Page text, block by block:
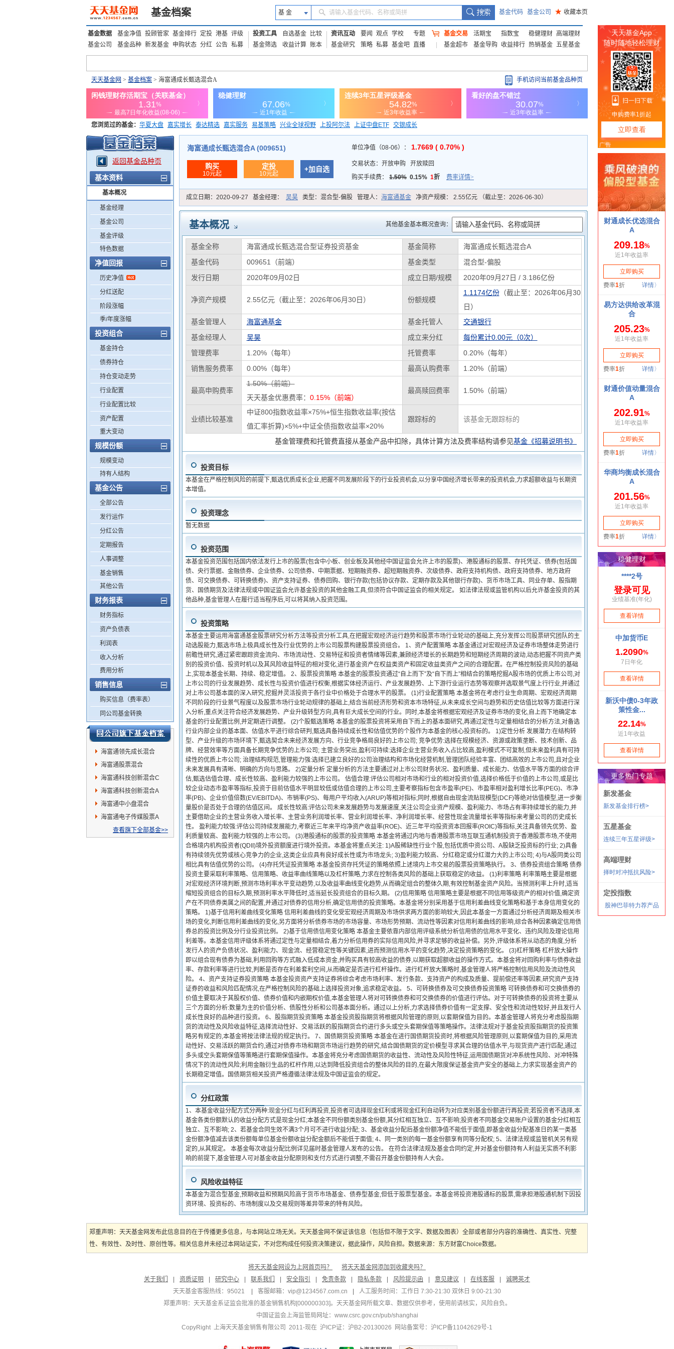
基金档案 基 金 请输入基金代码、名称或简拼 基金代码 基金公司 ★ 收藏本页
基金数据 基金净值 投顾管家 基金排行 定投 港基 评级
基金公司
基金品种 新发基金 申购状态 分红 公告 私募
投资工具 自选基金
比较
基金筛选
收益计算 账本
资讯互动 要闻 观点 学校
专题
基金研究
策略 私募 基金吧 直播
基金交易 活期宝 指数宝 稳健理财 高端理财
基金超市
基金导购 收益排行 热销基金 五星基金
天天基金网 > 基金档案 > 海富通成长甄选混合A 手机访问当前基金品种页
您浏览过的基金： 华夏大盘 嘉实增长 泰达精选 嘉实服务 易基策略 兴业全球视野 上投阿尔法 上证中盘ETF 交银成长
添富优势 华安宏利 上证180价值ETF
返回基金品种页
基本资料
基本概况
基金经理
基金公司
基金评级
特色数据
净值回报
历史净值
分红送配
阶段涨幅
季/年度涨幅
投资组合
基金持仓
债券持仓
持仓变动走势
行业配置
行业配置比较
资产配置
重大变动
规模份额
规模变动
持有人结构
基金公告
全部公告
发行运作
分红公告
定期报告
人事调整
基金销售
其他公告
财务报表
财务指标
资产负债表
利润表
收入分析
费用分析
销售信息
购买信息（费率表）
同公司基金转换
海富通领先成长混合
海富通股票混合
海富通科技创新混合C
海富通科技创新混合A
海富通中小盘混合
海富通电子传媒股票A
查看旗下全部基金>>
海富通成长甄选混合A (009651)
购买
10元起
定投
10元起
+加自选
单位净值（08-06）： 1.7669 ( 0.70% )
交易状态： 开放申购
开放赎回
购买手续费： 1.50% 0.15% 1折 费率详情>
成立日期： 2020-09-27 基金经理： 吴昊 类型： 混合型-偏股 管理人： 海富通基金 净资产规模： 2.55亿元 （截止至：2026-06-30）
基本概况 其他基金基本概况查询：
基金全称 海富通成长甄选混合型证券投资基金 基金简称
海富通成长甄选混合A
基金代码
009651（前端） 基金类型
混合型-偏股
发行日期
2020年09月02日 成立日期/规模 2020年09月27日 / 3.186亿份
净资产规模 2.55亿元（截止至：2026年06月30日） 份额规模
1.1174亿份（截止至：2026年06月30
日）
基金管理人
海富通基金 基金托管人
交通银行
基金经理人
吴昊 成立来分红
每份累计0.00元（0次）
管理费率
1.20%（每年） 托管费率
0.20%（每年）
销售服务费率
0.00%（每年） 最高认购费率 1.20%（前端）
最高申购费率
1.50%（前端）
天天基金优惠费率： 0.15%（前端）
最高赎回费率 1.50%（前端）
业绩比较基准
中证800指数收益率×75%+恒生指数收益率(按估
值汇率折算)×5%+中证全债指数收益率×20%
跟踪标的 该基金无跟踪标的
基金管理费和托管费直接从基金产品中扣除，具体计算方法及费率结构请参见基金《招募说明书》
投资目标
本基金在严格控制风险的前提下,甄选优质成长企业,把握不同发展阶段下的行业投资机会,以分享中国经济增长带来的投资机会,力求超额收益与长期资
本增值。
投资理念
暂无数据
投资范围
本基金投资范围包括国内依法发行上市的股票(包含中小板、创业板及其他经中国证监会允许上市的股票)、港股通标的股票、存托凭证、债券(包括国
债、央行票据、金融债券、企业债券、公司债券、中期票据、短期融资券、超短期融资券、次级债券、政府支持机构债、政府支持债券、地方政府
债、可交换债券、可转换债券)、资产支持证券、债券回购、银行存款(包括协议存款、定期存款及其他银行存款)、货币市场工具、同业存单、股指期
货、国债期货及法律法规或中国证监会允许基金投资的其他金融工具,但须符合中国证监会的相关规定。 如法律法规或监管机构以后允许基金投资的其
他品种,基金管理人在履行适当程序后,可以将其纳入投资范围。
投资策略
本基金主要运用海富通基金股票研究分析方法等投资分析工具,在把握宏观经济运行趋势和股票市场行业轮动的基础上,充分发挥公司股票研究团队的主
动选股能力,甄选市场上极具成长性及行业优势的上市公司股票构建股票投资组合。 1、资产配置策略 本基金通过对宏观经济及证券市场整体走势进行
前瞻性研究,通过紧密跟踪资金流向、市场流动性、交易特征和投资者情绪等因素,兼顾经济增长的长期趋势和短期经济周期的波动,动态把握不同资产类
别的投资价值、投资时机以及其风险收益特征的相对变化,进行基金资产在权益类资产和固定收益类资产之间的合理配置。在严格控制投资风险的基础
上,实现本基金长期、持续、稳定增值。 2、股票投资策略 本基金的股票投资通过“自上而下”及“自下而上”相结合的策略挖掘A股市场的优质上市公司,对
上市公司的行业发展趋势、成长性与投资价值进行权衡,根据实体经济运行、产业发展趋势、上下游行业运行态势等观察并选取景气度上行行业,并通过
对上市公司基本面的深入研究,挖掘并灵活投资于各行业中价格处于合理水平的股票。 (1)行业配置策略 本基金将在考虑行业生命周期、宏观经济周期
不同阶段的行业景气程度以及股票市场行业轮动规律的基础上,结合当前经济形势和资本市场特征,从未来成长空间与趋势和历史估值比较等方面进行深
入分析,重点关注符合经济发展趋势、产业升级转型方向,具有巨大成长空间的行业。同时,本基金将根据宏观经济及证券市场的变化,自上而下地确定本
基金的行业配置比例,并定期进行调整。 (2)个股甄选策略 本基金的股票投资将采用自下而上的基本面研究,再通过定性与定量相结合的分析方法,对备选
行业内部企业的基本面、估值水平进行综合研判,甄选具备持续成长性和估值优势的个股作为本基金的核心投资标的。 1)定性分析 发展潜力:在结构转
型、产业升级的市场环境下,甄选契合未来经济发展方向、行业竞争格局良好的上市公司; 竞争优势:选择在规模经济、资源或政策垄断、技术创新、品
牌、经营效率等方面具备长期竞争优势的上市公司; 主营业务突出,盈利可持续:选择企业主营业务收入占比较高,盈利模式不可复制,但未来盈利具有可持
续性的优质上市公司; 治理结构规范,管理能力强:选择已建立良好的公司治理结构和市场化经营机制,管理团队经验丰富、团结高效的上市公司,且对企业
未来发展具有清晰、明确的方向与思路。 2)定量分析 定量分析的方法主要通过对上市公司财务状况、盈利质量、成长能力、估值水平等方面的综合评
估,甄选估值合理、成长性较高、盈利能力较强的上市公司。 估值合理:评估公司相对市场和行业的相对投资价值,选择价格低于价值的上市公司,或是比
较企业动态市盈率等指标,投资于目前估值水平明显较低或估值合理的上市公司,主要考察指标包含市盈率(PE)、市盈率相对盈利增长比率(PEG)、市净
率(PB)、企业价值倍数(EV/EBITDA)、市销率(PS)、每用户平均收入(ARUP)等相对指标;同时,根据自由现金流贴现模型(DCF)等绝对估值模型,进一步衡
量股价是否处于合理的估值区间。 成长性较高:评估公司未来发展趋势与发展速度,关注公司企业资产规模、盈利能力、市场占有率持续增长的能力,并
主要借助企业的主营业务收入增长率、主营业务利润增长率、营业利润增长率、净利润增长率、经营性现金流量增长率等指标来考量公司的历史成长
性。 盈利能力较强:评估公司持续发展能力,考察近三年来平均净资产收益率(ROE)、近三年平均投资资本回报率(ROIC)等指标,关注具备领先优势、盈
利质量较高、盈利能力较强的上市公司。 (3)港股通标的股票的投资策略 本基金将通过内地与香港股票市场互联互通机制投资于香港股票市场,不使用
合格境内机构投资者(QDII)境外投资额度进行境外投资。本基金将重点关注: 1)A股稀缺性行业个股,包括优质中资公司、A股缺乏投资标的行业; 2)具备
有持续领先优势或核心竞争力的企业,这类企业应具有良好成长性或为市场龙头; 3)盈利能力较高、分红稳定或分红潜力大的上市公司; 4)与A股同类公司
相比具有估值优势的公司。 (4)存托凭证投资策略 本基金投资存托凭证的策略依照上述境内上市交易的股票投资策略执行。 3、债券投资组合策略 债券
投资主要采取利率策略、信用策略、收益率曲线策略以及杠杆策略,力求在控制各类风险的基础上获取稳定的收益。 (1)利率策略 利率策略主要是根据
对宏观经济环境判断,预测市场利率水平变动趋势,以及收益率曲线变化趋势,从而确定组合的整体久期,有效控制基金资产风险。当预测利率上升时,适当
缩短投资组合的目标久期,预测利率水平降低时,适当延长投资组合的目标久期。 (2)信用策略 信用策略主要是根据不同信用等级资产的相对价值,确定资
产在不同债券类属之间的配置,并通过对债券的信用分析,确定信用债的投资策略。本基金将分别采用基于信用利差曲线变化策略和基于本身信用变化的
策略。 1)基于信用利差曲线变化策略 信用利差曲线的变化受宏观经济周期及市场供求两方面的影响较大,因此本基金一方面通过分析经济周期及相关市
场的变化,判断信用利差曲线的变化,另方面将分析债券市场的市场容量、市场形势预期、流动性等因素对信用利差曲线的影响,综合各种因素确定信用债
券总的投资比例及分行业投资比例。 2)基于信用债信用变化策略 本基金主要依靠内部信用评级系统分析信用债的信用水平变化、违约风险及理论信用
利差等。本基金信用评级体系将通过定性与定量相结合,着力分析信用券的实际信用风险,并寻求足够的收益补偿。另外,评级体系将从动态的角度,分析
发行人的资产负债状况、盈利能力、现金流、经营稳定性等关键因素,进而预测信用水平的变化趋势,决定投资策略的变化。 (3)杠杆策略 杠杆放大操作
即以组合现有债券为基础,利用回购等方式融入低成本资金,并购买具有较高收益的债券,以期获取超额收益的操作方式。本基金将对回购利率与债券收益
率、存款利率等进行比较,判断是否存在利差套利空间,从而确定是否进行杠杆操作。进行杠杆放大策略时,基金管理人将严格控制信用风险及流动性风
险。 4、资产支持证券投资策略 本基金投资资产支持证券将综合考虑市场利率、发行条款、支持资产的构成及质量、提前偿还率等因素,研究资产支持
证券的收益和风险匹配情况,在严格控制风险的基础上选择投资对象,追求稳定收益。 5、可转换债券及可交换债券投资策略 可转换债券和可交换债券的
价值主要取决于其股权价值、债券价值和内嵌期权价值,本基金管理人将对可转换债券和可交换债券的价值进行评估。对于可转换债券的投资将主要从
三个方面的分析:数量为主的价值分析、债股性分析和公司基本面分析。通过以上分析,力求选择债券价值有一定支撑、安全性和流动性较好,并且发行人
成长性良好的品种进行投资。 6、股指期货投资策略 本基金投资股指期货将根据风险管理的原则,以套期保值为目的。本基金管理人将充分考虑股指期
货的流动性及风险收益特征,选择流动性好、交易活跃的股指期货合约进行多头或空头套期保值等策略操作。法律法规对于基金投资股指期货的投资策
略另有规定的,本基金将按法律法规的规定执行。 7、国债期货投资策略 本基金在进行国债期货投资时,将根据风险管理原则,以套期保值为目的,采用流
动性好、交易活跃的期货合约,通过对债券市场和期货市场运行趋势的研究,结合国债期货的定价模型寻求其合理的估值水平,与现货资产进行匹配,通过
多头或空头套期保值等策略进行套期保值操作。本基金将充分考虑国债期货的收益性、流动性及风险性特征,运用国债期货对冲系统性风险、对冲特殊
情况下的流动性风险;利用金融衍生品的杠杆作用,以达到降低投资组合的整体风险的目的,在最大限度保证基金资产安全的基础上,力求实现基金资产的
长期稳定增值。国债期货相关投资严格遵循法律法规及中国证监会的规定。
分红政策
1、本基金收益分配方式分两种:现金分红与红利再投资,投资者可选择现金红利或将现金红利自动转为对应类别基金份额进行再投资;若投资者不选择,本
基金各类份额默认的收益分配方式是现金分红;本基金不同份额类别基金份额,其分红相互独立、互不影响;投资者不同基金交易账户设置的基金分红相互
独立、互不影响; 2、若基金合同生效不满3个月可不进行收益分配; 3、基金收益分配后基金份额净值不能低于面值,即基金收益分配基准日的某一类基
金份额净值减去该类份额每单位基金份额收益分配金额后不能低于面值; 4、同一类别的每一基金份额享有同等分配权; 5、法律法规或监管机关另有规
定的,从其规定。 本基金每次收益分配比例详见届时基金管理人发布的公告。 在符合法律法规及基金合同约定,并对基金份额持有人利益无实质不利影
响的前提下,基金管理人可对基金收益分配原则和支付方式进行调整,不需召开基金份额持有人大会。
风险收益特征
本基金为混合型基金,预期收益和预期风险高于货币市场基金、债券型基金,但低于股票型基金。本基金将投资港股通标的股票,需承担港股通机制下因投
资环境、投资标的、市场制度以及交易规则等差异带来的特有风险。
郑重声明：天天基金网发布此信息目的在于传播更多信息，与本网站立场无关。天天基金网不保证该信息（包括但不限于文字、数据及图表）全部或者部分内容的准确性、真实性、完整
性、有效性、及时性、原创性等。相关信息并未经过本网站证实，不对您构成任何投资决策建议，据此操作，风险自担。数据来源：东方财富Choice数据。
将天天基金网设为上网首页吗？
将天天基金网添加到收藏夹吗？
关于我们
资质证明 研究中心 联系我们 安全指引 免责条款 隐私条款 风险提示函 意见建议 在线客服
诚聘英才
天天基金客服热线：95021
客服邮箱： vip@1234567.com.cn
人工服务时间：工作日 7:30-21:30 双休日 9:00-21:30
郑重声明： 天天基金系证监会批准的基金销售机构[000000303]。天天基金网所载文章、数据仅供参考，使用前请核实，风险自负。
中国证监会上海监管局网址： www.csrc.gov.cn/pub/shanghai
CopyRight 上海天天基金销售有限公司 2011-现在 沪ICP证：沪B2-20130026
网站备案号：沪ICP备11042629号-1